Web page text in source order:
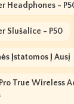
Headphones -
Slušalice - P50
Įstatomos Į Ausį
True Wireless